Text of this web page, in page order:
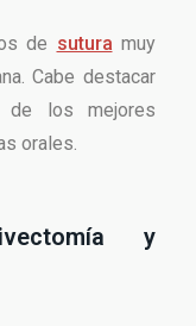
de sutura muy
Cabe destacar
de los mejores
orales.
y